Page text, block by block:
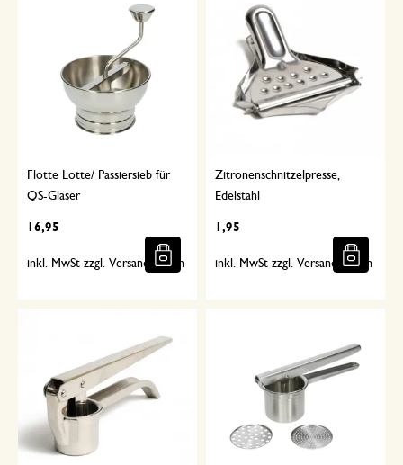
Flotte Lotte/ Passiersieb für
QS-Gläser
16,95
inkl. MwSt zzgl. Versandkosten
Zitronenschnitzelpresse,
Edelstahl
1,95
inkl. MwSt zzgl. Versandkosten